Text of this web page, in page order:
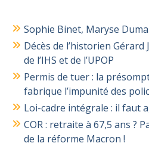
Sophie Binet, Maryse
Décès de l’historien
de l’IHS et de l’UPOP
Permis de tuer : la
fabrique l’impunité des
Loi-cadre intégrale : il faut
COR : retraite à 67,5 ans ?
de la réforme Macron !